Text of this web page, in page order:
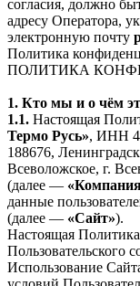
согласия, должно
адресу Оператора,
электронную почту
Политика
ПОЛИТИКА
1. Кто мы и о чём
1.1. Настоящая
Термо Русь», ИНН
188676,
Всеволожское, г.
(далее —
данные
(далее — «Сайт»).
Настоящая
Пользовательского
Использование